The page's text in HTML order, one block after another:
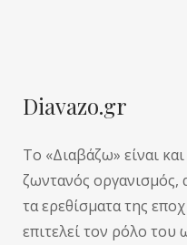
Diavazo.gr
Το «Διαβάζω» είναι
ζωντανός οργανισμός,
τα ερεθίσματα της
επιτελεί τον ρόλο του